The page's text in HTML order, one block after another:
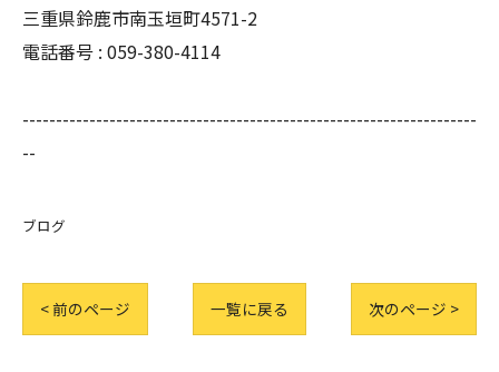
三重県鈴鹿市南玉垣町4571-2
電話番号 : 059-380-4114
--------------------------------------------------------------------
--
ブログ
< 前のページ 一覧に戻る 次のページ >